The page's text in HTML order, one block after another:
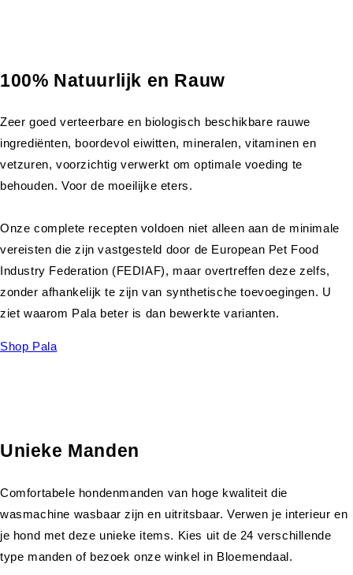
100% Natuurlijk en Rauw
Zeer goed verteerbare en biologisch beschikbare rauwe
ingrediënten, boordevol eiwitten, mineralen, vitaminen en
vetzuren, voorzichtig verwerkt om optimale voeding te
behouden. Voor de moeilijke eters.
Onze complete recepten voldoen niet alleen aan de minimale
vereisten die zijn vastgesteld door de European Pet Food
Industry Federation (FEDIAF), maar overtreffen deze zelfs,
zonder afhankelijk te zijn van synthetische toevoegingen. U
ziet waarom Pala beter is dan bewerkte varianten.
Shop Pala
Unieke Manden
Comfortabele hondenmanden van hoge kwaliteit die
wasmachine wasbaar zijn en uitritsbaar. Verwen je interieur en
je hond met deze unieke items. Kies uit de 24 verschillende
type manden of bezoek onze winkel in Bloemendaal.